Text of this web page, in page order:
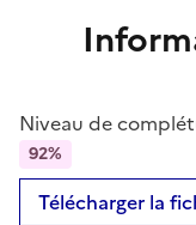
Niveau de
92%
Télécharger la